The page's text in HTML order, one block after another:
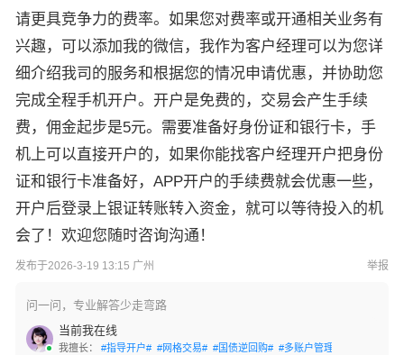
请更具竞争力的费率。如果您对费率或开通相关业务有
兴趣，可以添加我的微信，我作为客户经理可以为您详
细介绍我司的服务和根据您的情况申请优惠，并协助您
完成全程手机开户。开户是免费的，交易会产生手续
费，佣金起步是5元。需要准备好身份证和银行卡，手
机上可以直接开户的，如果你能找客户经理开户把身份
证和银行卡准备好，APP开户的手续费就会优惠一些，
开户后登录上银证转账转入资金，就可以等待投入的机
会了！欢迎您随时咨询沟通！
发布于2026-3-19 13:15 广州 举报
问一问，专业解答少走弯路
当前我在线
我擅长： #指导开户# #网格交易# #国债逆回购# #多账户管理#